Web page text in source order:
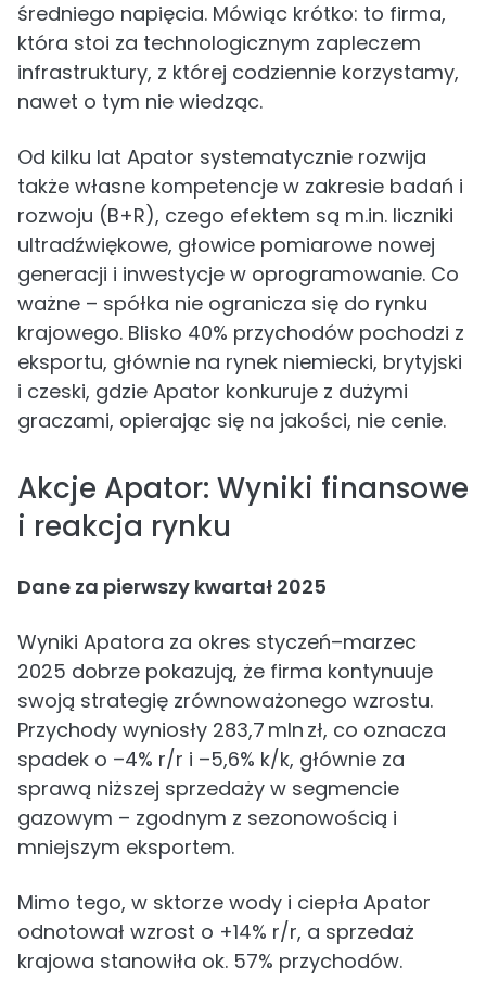
średniego napięcia. Mówiąc krótko: to firma,
która stoi za technologicznym zapleczem
infrastruktury, z której codziennie korzystamy,
nawet o tym nie wiedząc.
Od kilku lat Apator systematycznie rozwija
także własne kompetencje w zakresie badań i
rozwoju (B+R), czego efektem są m.in. liczniki
ultradźwiękowe, głowice pomiarowe nowej
generacji i inwestycje w oprogramowanie. Co
ważne – spółka nie ogranicza się do rynku
krajowego. Blisko 40% przychodów pochodzi z
eksportu, głównie na rynek niemiecki, brytyjski
i czeski, gdzie Apator konkuruje z dużymi
graczami, opierając się na jakości, nie cenie.
Akcje Apator: Wyniki finansowe
i reakcja rynku
Dane za pierwszy kwartał 2025
Wyniki Apatora za okres styczeń–marzec
2025 dobrze pokazują, że firma kontynuuje
swoją strategię zrównoważonego wzrostu.
Przychody wyniosły 283,7 mln zł, co oznacza
spadek o –4% r/r i –5,6% k/k, głównie za
sprawą niższej sprzedaży w segmencie
gazowym – zgodnym z sezonowością i
mniejszym eksportem.
Mimo tego, w sktorze wody i ciepła Apator
odnotował wzrost o +14% r/r, a sprzedaż
krajowa stanowiła ok. 57% przychodów.